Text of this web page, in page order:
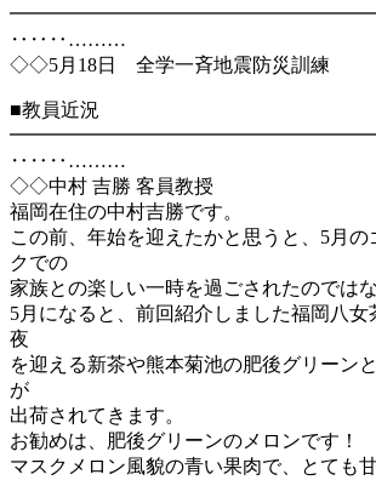
━━━━━━━━━━━━━━━━━━━・
‥‥‥………
◇◇5月18日 全学一斉地震防災訓練
■教員近況
━━━━━━━━━━━━━━━━━━━・
‥‥‥………
◇◇中村 吉勝 客員教授
福岡在住の中村吉勝です。
この前、年始を迎えたかと思うと、5月の
クでの
家族との楽しい一時を過ごされたのでは
5月になると、前回紹介しました福岡八女
夜
を迎える新茶や熊本菊池の肥後グリーン
が
出荷されてきます。
お勧めは、肥後グリーンのメロンです！
マスクメロン風貌の青い果肉で、とても